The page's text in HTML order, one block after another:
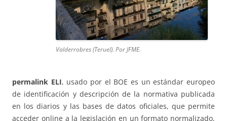
Valderrobres (Teruel). Por JFME.
permalink ELI, usado por el BOE es un estándar europeo
de identificación y descripción de la normativa publicada
en los diarios y las bases de datos oficiales, que permite
acceder online a la legislación en un formato normalizado,